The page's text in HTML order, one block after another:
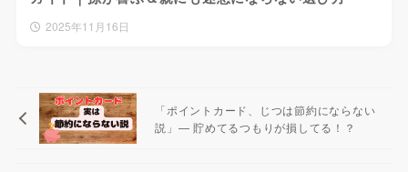
2025年11月16日
「ポイントカード、じつは節約にならない
説」— 貯めてるつもりが損してる！？